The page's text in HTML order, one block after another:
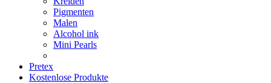
Pigmenten
Malen
Alcohol ink
Mini Pearls
Pretex
Kostenlose Produkte